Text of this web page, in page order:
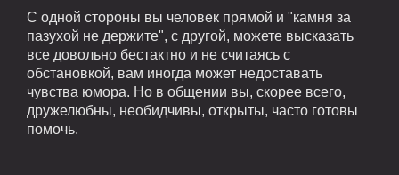
С одной стороны вы человек прямой и "камня за
пазухой не держите", с другой, можете высказать
все довольно бестактно и не считаясь с
обстановкой, вам иногда может недоставать
чувства юмора. Но в общении вы, скорее всего,
дружелюбны, необидчивы, открыты, часто готовы
помочь.